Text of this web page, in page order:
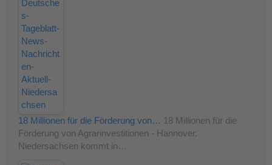
18 Millionen für die Förderung von… 18 Millionen für die
Förderung von Agrarinvestitionen - Hannover.
Niedersachsen kommt in…